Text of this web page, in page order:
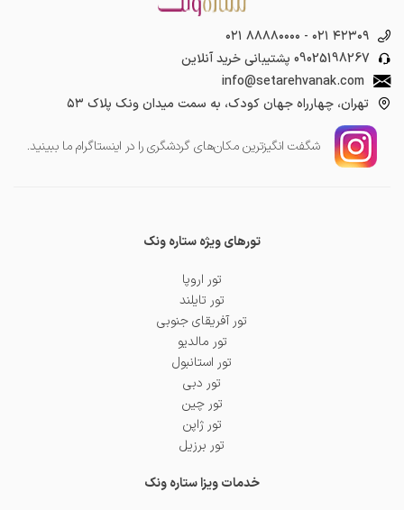
۰۲۱ ۸۸۸۸۰۰۰۰ - ۰۲۱ ۴۲۳۰۹
09025198267 پشتیبانی خرید آنلاین
info@setarehvanak.com
تهران، چهارراه جهان کودک، به سمت میدان ونک پلاک ۵۳
شگفت انگیز‌ترین مکان‌های گردشگری را در اینستاگرام ما ببینید.
تورهای ویژه ستاره ونک
تور اروپا
تور تایلند
تور آفریقای جنوبی
تور مالدیو
تور استانبول
تور دبی
تور چین
تور ژاپن
تور برزیل
خدمات ویزا ستاره ونک